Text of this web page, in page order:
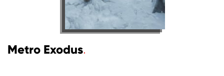
Metro Exodus